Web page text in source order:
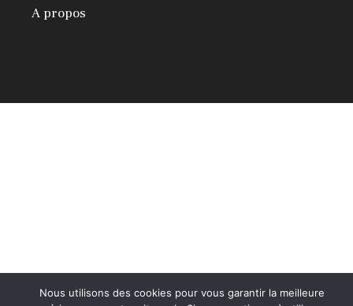
A propos
Nous utilisons des cookies pour vous garantir la meilleure